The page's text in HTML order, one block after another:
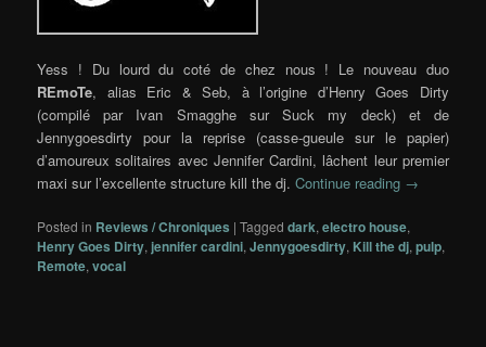
Yess ! Du lourd du coté de chez nous ! Le nouveau duo
REmoTe, alias Eric & Seb, à l’origine d’Henry Goes Dirty
(compilé par Ivan Smagghe sur Suck my deck) et de
Jennygoesdirty pour la reprise (casse-gueule sur le papier)
d’amoureux solitaires avec Jennifer Cardini, lâchent leur premier
maxi sur l’excellente structure kill the dj.Continue reading →
Posted in Reviews / Chroniques |Tagged dark,electro house,
Henry Goes Dirty, jennifer cardini,Jennygoesdirty, Kill the dj,pulp,
Remote,vocal